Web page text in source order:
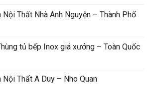
Nội Thất Nhà Anh Nguyện – Thành Phố
tủ bếp Inox giá xưởng – Toàn Quốc
Nội Thất A Duy – Nho Quan